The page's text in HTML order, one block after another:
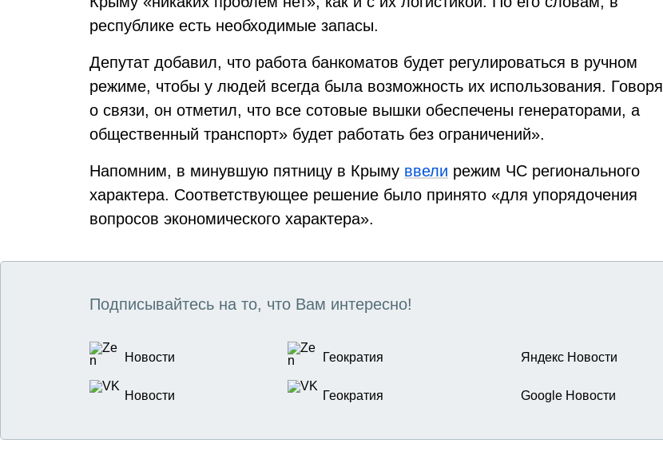
республике есть необходимые запасы.
Депутат добавил, что работа банкоматов будет регулироваться в ручном
режиме, чтобы у людей всегда была возможность их использования. Говоря
о связи, он отметил, что все сотовые вышки обеспечены генераторами, а
общественный транспорт» будет работать без ограничений».
Напомним, в минувшую пятницу в Крыму ввели режим ЧС регионального
характера. Соответствующее решение было принято «для упорядочения
вопросов экономического характера».
Подписывайтесь на то, что Вам интересно!
Новости Геократия Яндекс Новости
Новости Геократия Google Новости